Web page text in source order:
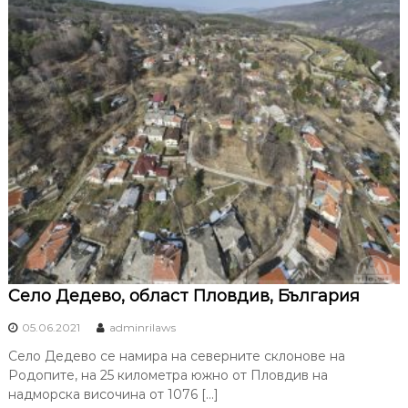
Село Дедево, област Пловдив, България
05.06.2021 adminrilaws
Село Дедево се намира на северните склонове на
Родопите, на 25 километра южно от Пловдив на
надморска височина от 1076 […]